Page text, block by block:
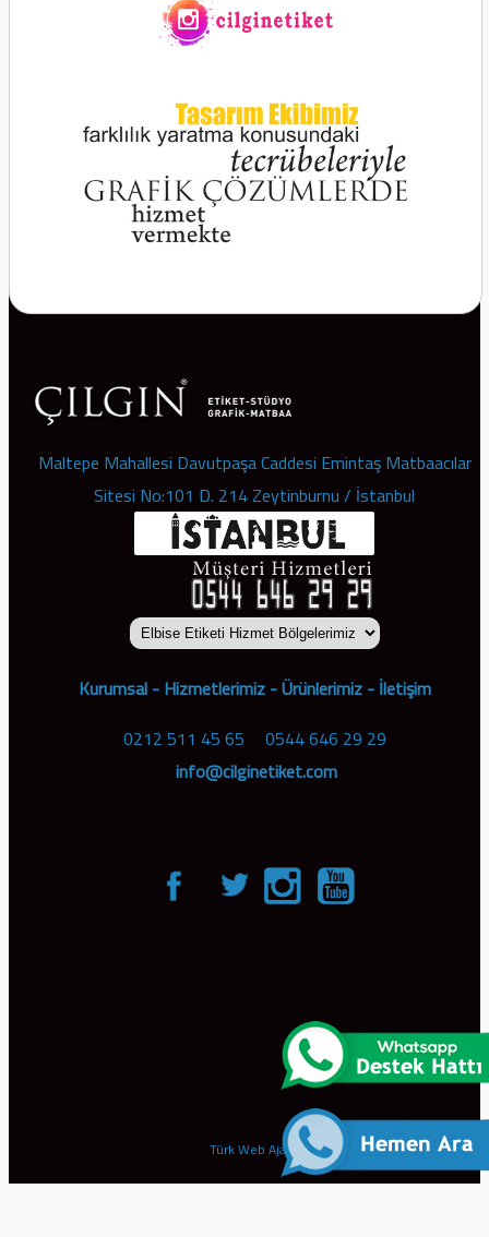
Maltepe Mahallesi Davutpaşa Caddesi Emintaş Matbaacılar
Sitesi No:101 D. 214 Zeytinburnu / İstanbul
Kurumsal-Hizmetlerimiz-Ürünlerimiz-İletişim
0212 511 45 65
0544 646 29 29
info@cilginetiket.com
Türk Web Ajans